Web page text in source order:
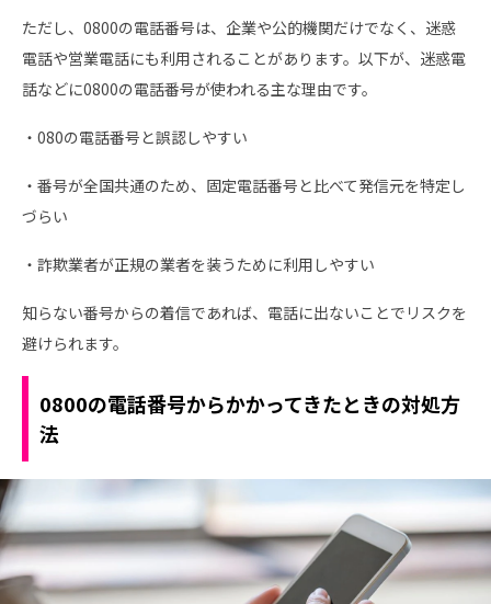
ただし、0800の電話番号は、企業や公的機関だけでなく、迷惑
電話や営業電話にも利用されることがあります。以下が、迷惑電
話などに0800の電話番号が使われる主な理由です。
・080の電話番号と誤認しやすい
・番号が全国共通のため、固定電話番号と比べて発信元を特定し
づらい
・詐欺業者が正規の業者を装うために利用しやすい
知らない番号からの着信であれば、電話に出ないことでリスクを
避けられます。
0800の電話番号からかかってきたときの対処方
法